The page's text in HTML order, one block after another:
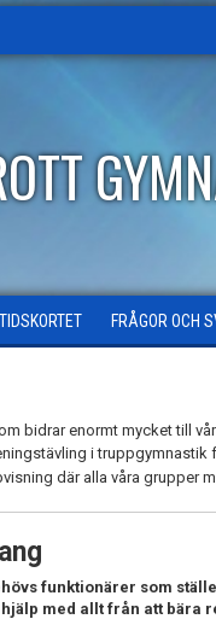
FRÅGOR OCH
bidrar enormt mycket till
i truppgymnastik
där alla våra grupper
funktionärer som
med allt från att bära